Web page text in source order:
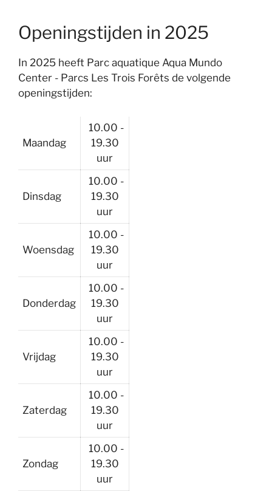
Openingstijden in 2025
In 2025 heeft Parc aquatique Aqua Mundo
Center - Parcs Les Trois Forêts de volgende
openingstijden:
Maandag
10.00 -
19.30
uur
Dinsdag
10.00 -
19.30
uur
Woensdag
10.00 -
19.30
uur
Donderdag
10.00 -
19.30
uur
Vrijdag
10.00 -
19.30
uur
Zaterdag
10.00 -
19.30
uur
Zondag
10.00 -
19.30
uur